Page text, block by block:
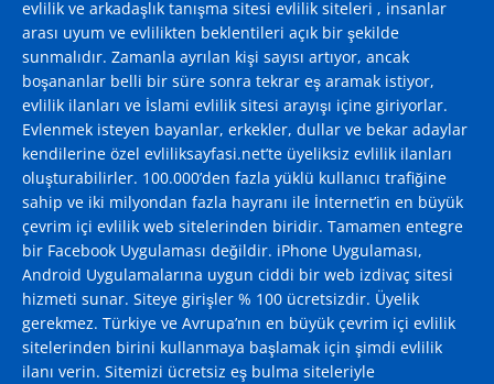
evlilik ve arkadaşlık tanışma sitesi evlilik siteleri , insanlar
arası uyum ve evlilikten beklentileri açık bir şekilde
sunmalıdır. Zamanla ayrılan kişi sayısı artıyor, ancak
boşananlar belli bir süre sonra tekrar eş aramak istiyor,
evlilik ilanları ve İslami evlilik sitesi arayışı içine giriyorlar.
Evlenmek isteyen bayanlar, erkekler, dullar ve bekar adaylar
kendilerine özel evliliksayfasi.net’te üyeliksiz evlilik ilanları
oluşturabilirler. 100.000’den fazla yüklü kullanıcı trafiğine
sahip ve iki milyondan fazla hayranı ile İnternet’in en büyük
çevrim içi evlilik web sitelerinden biridir. Tamamen entegre
bir Facebook Uygulaması değildir. iPhone Uygulaması,
Android Uygulamalarına uygun ciddi bir web izdivaç sitesi
hizmeti sunar. Siteye girişler % 100 ücretsizdir. Üyelik
gerekmez. Türkiye ve Avrupa’nın en büyük çevrim içi evlilik
sitelerinden birini kullanmaya başlamak için şimdi evlilik
ilanı verin. Sitemizi ücretsiz eş bulma siteleriyle